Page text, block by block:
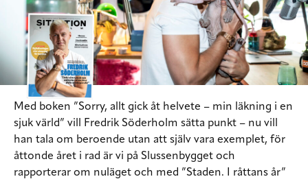
Med boken ”Sorry, allt gick åt helvete – min läkning i en
sjuk värld” vill Fredrik Söderholm sätta punkt – nu vill
han tala om beroende utan att själv vara exemplet, för
åttonde året i rad är vi på Slussenbygget och
rapporterar om nuläget och med ”Staden. I råttans år”